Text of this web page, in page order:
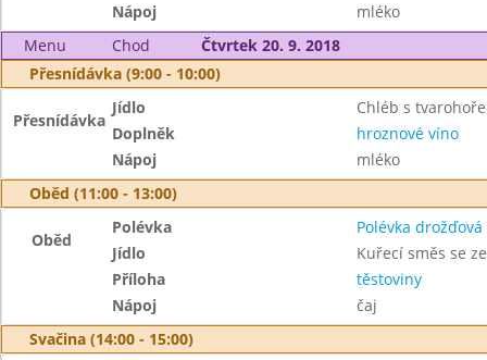
Nápoj
mléko
Menu
Chod
Čtvrtek 20. 9. 2018
Přesnídávka (9:00 - 10:00)
Přesnídávka
Jídlo
Chléb s
Doplněk
hroznové víno
Nápoj
mléko
Oběd (11:00 - 13:00)
Oběd
Polévka
Polévka drožďová
Jídlo
Kuřecí směs se
Příloha
těstoviny
Nápoj
čaj
Svačina (14:00 - 15:00)